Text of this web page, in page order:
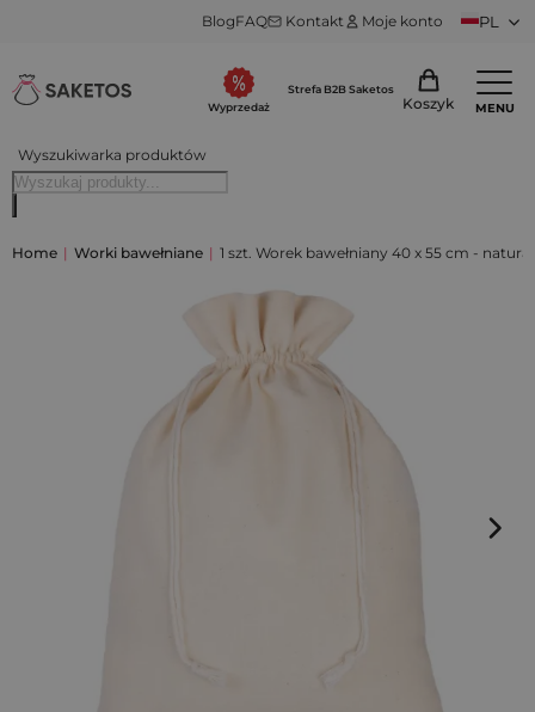
BlogFAQ Kontakt Moje konto PL
Wyszukiwarka produktów
Wyprzedaż
Strefa B2B Saketos
Koszyk MENU
Home | Worki bawełniane | 1 szt. Worek bawełniany 40 x 55 cm -